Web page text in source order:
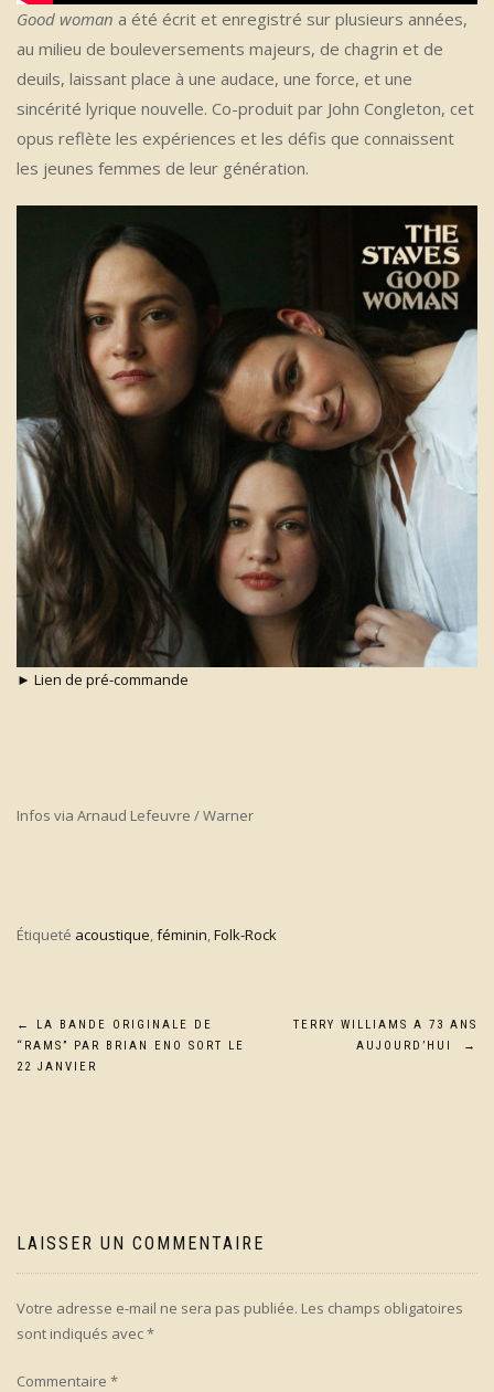
Good woman a été écrit et enregistré sur plusieurs années,
au milieu de bouleversements majeurs, de chagrin et de
deuils, laissant place à une audace, une force, et une
sincérité lyrique nouvelle. Co-produit par John Congleton, cet
opus reflète les expériences et les défis que connaissent
les jeunes femmes de leur génération.
► Lien de pré-commande
Infos via Arnaud Lefeuvre / Warner
Étiqueté acoustique,féminin,Folk-Rock
Navigation
de
←
LA BANDE ORIGINALE DE
“RAMS” PAR BRIAN ENO SORT LE
22 JANVIER
TERRY WILLIAMS A 73 ANS
AUJOURD’HUI
→
LAISSER UN COMMENTAIRE
Votre adresse e-mail ne sera pas publiée. Les champs obligatoires
sont indiqués avec*
Commentaire *